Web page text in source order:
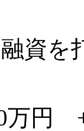
資を
万